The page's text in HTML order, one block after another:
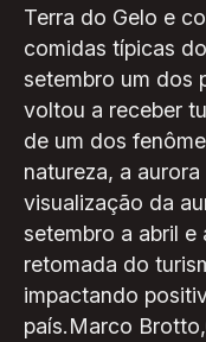
Terra do Gelo e
comidas típicas
setembro um dos
voltou a receber
de um dos
natureza, a
visualização da
setembro a abril e
retomada do
impactando
país.Marco